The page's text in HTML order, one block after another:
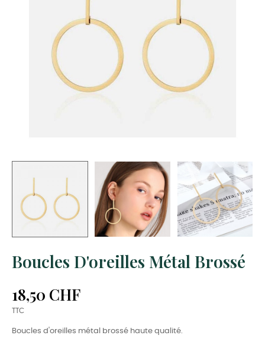
Boucles D'oreilles Métal Brossé
18,50 CHF
TTC
Boucles d'oreilles métal brossé haute qualité.